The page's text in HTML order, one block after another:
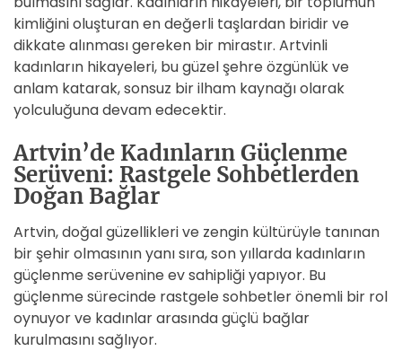
kimliğini oluşturan en değerli taşlardan biridir ve
dikkate alınması gereken bir mirastır. Artvinli
kadınların hikayeleri, bu güzel şehre özgünlük ve
anlam katarak, sonsuz bir ilham kaynağı olarak
yolculuğuna devam edecektir.
Artvin’de Kadınların Güçlenme
Serüveni: Rastgele Sohbetlerden
Doğan Bağlar
Artvin, doğal güzellikleri ve zengin kültürüyle tanınan
bir şehir olmasının yanı sıra, son yıllarda kadınların
güçlenme serüvenine ev sahipliği yapıyor. Bu
güçlenme sürecinde rastgele sohbetler önemli bir rol
oynuyor ve kadınlar arasında güçlü bağlar
kurulmasını sağlıyor.